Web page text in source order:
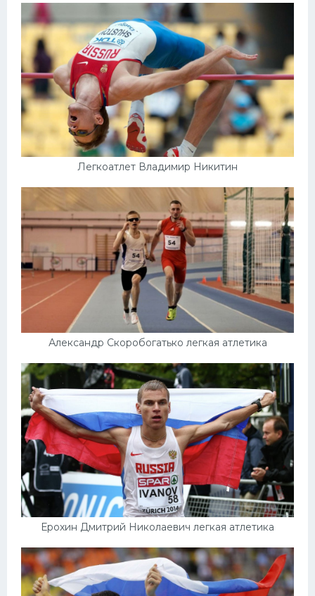
Легкоатлет Владимир Никитин
Александр Скоробогатько легкая атлетика
Ерохин Дмитрий Николаевич легкая атлетика